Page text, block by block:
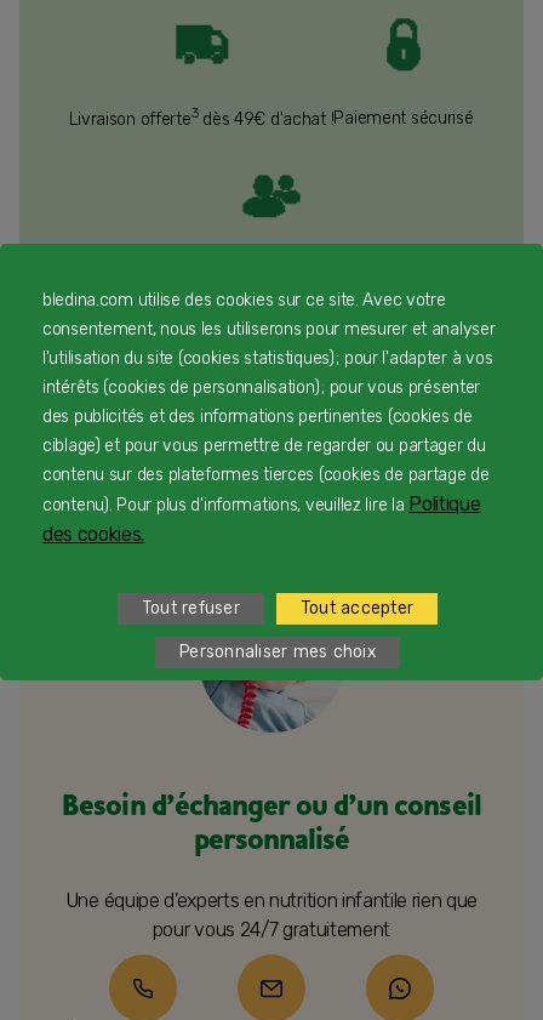
Livraison offerte3dès 49€ d'achat !Paiement sécurisé
JE COMMANDE !
Besoin d’échanger ou d’un conseil
personnalisé
Une équipe d’experts en nutrition infantile rien que
pour vous 24/7 gratuitement
bledina.com utilise des cookies sur ce site. Avec votre
consentement, nous les utiliserons pour mesurer et analyser
l'utilisation du site (cookies statistiques) ; pour l'adapter à vos
intérêts (cookies de personnalisation) ; pour vous présenter
des publicités et des informations pertinentes (cookies de
ciblage) et pour vous permettre de regarder ou partager du
contenu sur des plateformes tierces (cookies de partage de
contenu). Pour plus d'informations, veuillez lire la Politique
des cookies.
Tout refuser Tout accepter
Personnaliser mes choix